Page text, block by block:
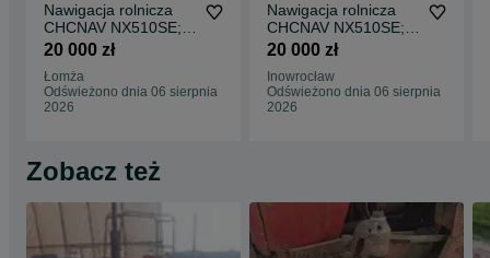
Nawigacja rolnicza
CHCNAV NX510SE;
NX610; NX612
– NOWE CENY!
20 000 zł
Łomża
Odświeżono dnia 06 sierpnia
2026
Nawigacja rolnicza
CHCNAV NX510SE;
NX610; NX612
– NOWE CENY!
20 000 zł
Inowrocław
Odświeżono dnia 06 sierpnia
2026
Zobacz też